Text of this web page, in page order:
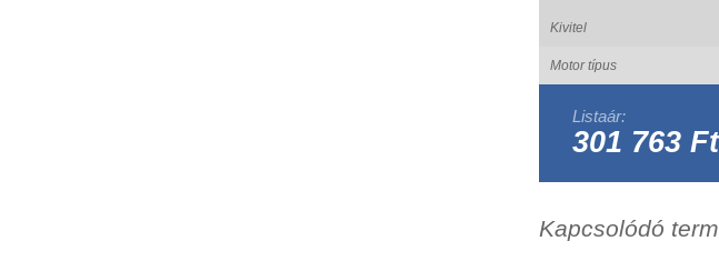
Kivitel
Motor típus
Listaár:
301 763
Kapcsolódó